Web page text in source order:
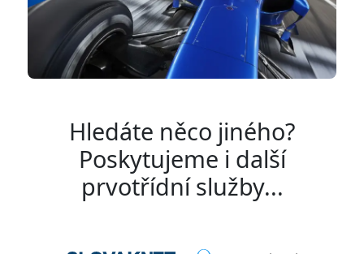
Hledáte něco jiného?
Poskytujeme i další
prvotřídní služby...